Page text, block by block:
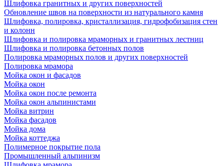
Шлифовка гранитных и других поверхностей
Обновление швов на поверхности из натурального камня
Шлифовка, полировка, кристаллизация, гидрофобизация стен
и колонн
Шлифовка и полировка мраморных и гранитных лестниц
Шлифовка и полировка бетонных полов
Полировка мраморных полов и других поверхностей
Полировка мрамора
Мойка окон и фасадов
Мойка окон
Мойка окон после ремонта
Мойка окон альпинистами
Мойка витрин
Мойка фасадов
Мойка дома
Мойка коттеджа
Полимерное покрытие пола
Промышленный альпинизм